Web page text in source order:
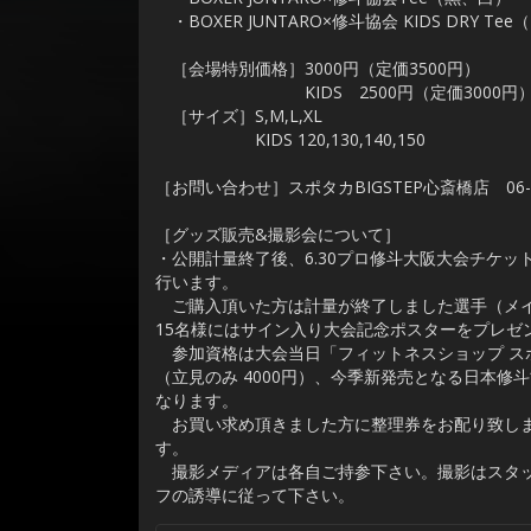
・BOXER JUNTARO×修斗協会 KIDS DRY Tee
［会場特別価格］3000円（定価3500円）
KIDS 2500円（定価3000円
［サイズ］S,M,L,XL
KIDS 120,130,140,150
［お問い合わせ］スポタカBIGSTEP心斎橋店
［グッズ販売&撮影会について］
・公開計量終了後、6.30プロ修斗大阪大会チケ
行います。
ご購入頂いた方は計量が終了しました選手（メ
15名様にはサイン入り大会記念ポスターをプレゼ
参加資格は大会当日「フィットネスショップ
（立見のみ 4000円）、今季新発売となる日本修
なります。
お買い求め頂きました方に整理券をお配り致し
す。
撮影メディアは各自ご持参下さい。撮影はスタ
フの誘導に従って下さい。